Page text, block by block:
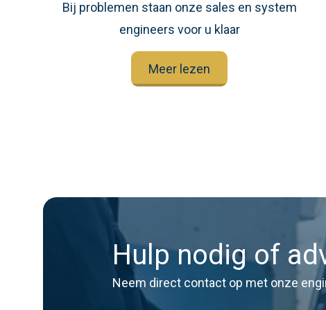
Bij problemen staan onze sales en system
engineers voor u klaar
Meer lezen
Hulp nodig of
Neem direct contact op met onze